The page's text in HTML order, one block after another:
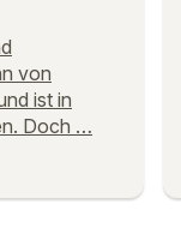
von
ist in
Doch …